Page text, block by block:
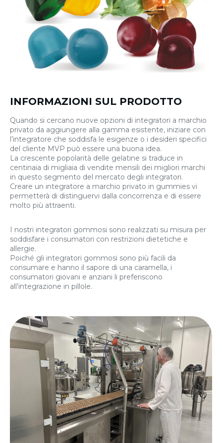
INFORMAZIONI SUL PRODOTTO
Quando si cercano nuove opzioni di integratori a marchio
privato da aggiungere alla gamma esistente, iniziare con
l’integratore che soddisfa le esigenze o i desideri specifici
del cliente MVP può essere una buona idea.
La crescente popolarità delle gelatine si traduce in
centinaia di migliaia di vendite mensili dei migliori marchi
in questo segmento del mercato degli integratori.
Creare un integratore a marchio privato in gummies vi
permetterà di distinguervi dalla concorrenza e di essere
molto più attraenti.
I nostri integratori gommosi sono realizzati su misura per
soddisfare i consumatori con restrizioni dietetiche e
allergie.
Poiché gli integratori gommosi sono più facili da
consumare e hanno il sapore di una caramella, i
consumatori giovani e anziani li preferiscono
all’integrazione in pillole.